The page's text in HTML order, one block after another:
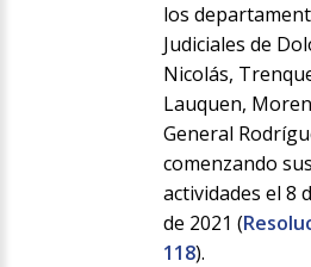
los
Judiciales de
Nicolás,
Lauquen,
General
comenzando sus
actividades el 8
de 2021 (
118).